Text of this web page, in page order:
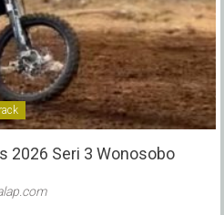
2026 Seri 3 Wonosobo